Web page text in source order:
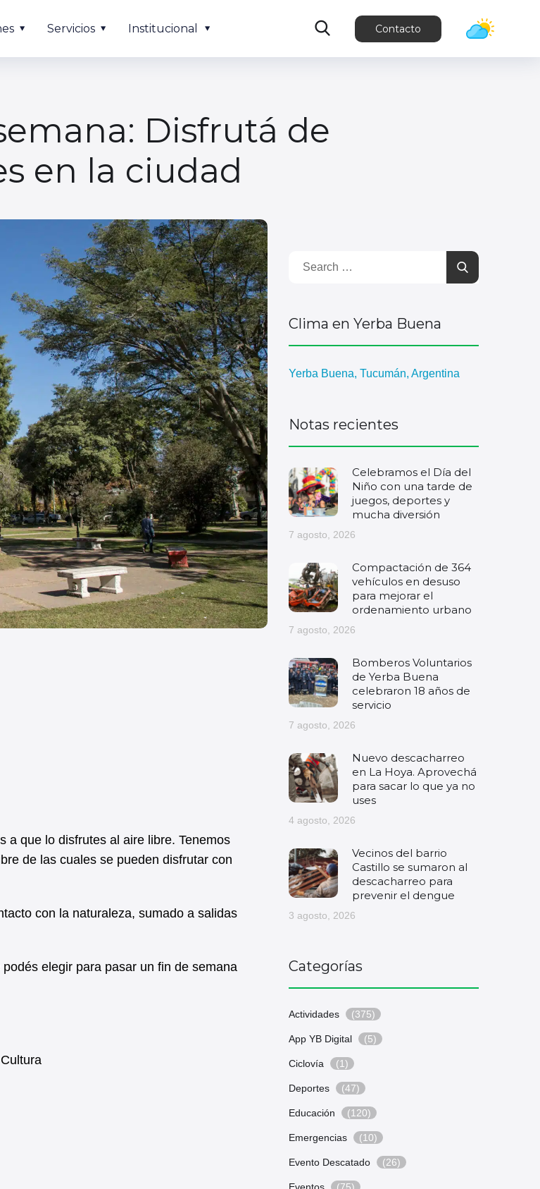
Servicios Institucional Contacto
Disfrutá de
en la ciudad
a que lo disfrutes al aire libre. Tenemos
de las cuales se pueden disfrutar con
con la naturaleza, sumado a salidas
elegir para pasar un fin de semana
Clima en Yerba Buena
Yerba Buena, Tucumán, Argentina
Notas recientes
Celebramos el Día del
Niño con una tarde de
juegos, deportes y
mucha diversión
7 agosto, 2026
Compactación de 364
vehículos en desuso
para mejorar el
ordenamiento urbano
7 agosto, 2026
Bomberos Voluntarios
de Yerba Buena
celebraron 18 años de
servicio
7 agosto, 2026
Nuevo descacharreo
en La Hoya. Aprovechá
para sacar lo que ya no
uses
4 agosto, 2026
Vecinos del barrio
Castillo se sumaron al
descacharreo para
prevenir el dengue
3 agosto, 2026
Categorías
Actividades (375)
App YB Digital (5)
Ciclovía (1)
Deportes (47)
Educación (120)
Emergencias (10)
Evento Descatado (26)